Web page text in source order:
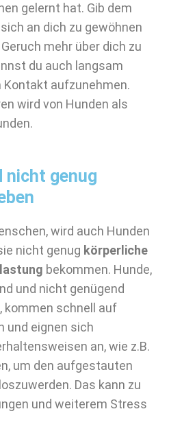
gelernt hat. Gib dem
an dich zu gewöhnen
mehr über dich zu
du auch langsam
Kontakt aufzunehmen.
wird von Hunden als
nicht genug
wird auch Hunden
nicht genug körperliche
bekommen. Hunde,
und nicht genügend
kommen schnell auf
und eignen sich
an, wie z.B.
um den aufgestauten
Das kann zu
und weiterem Stress